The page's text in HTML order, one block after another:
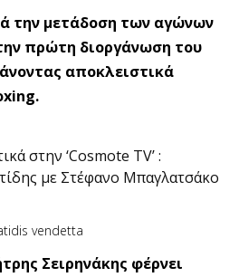
την μετάδοση των αγώνων
πρώτη διοργάνωση του
αποκλειστικά
στην ‘Cosmote TV’ :
με Στέφανο Μπαγλατσάκο
Σειρηνάκης φέρνει